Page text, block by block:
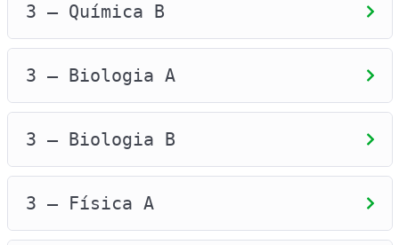
3 – Química B
3 – Biologia A
3 – Biologia B
3 – Física A